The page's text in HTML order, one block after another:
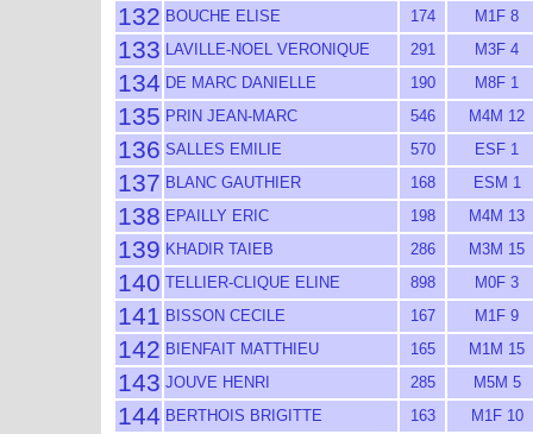
132 BOUCHE ELISE 174 M1F 8
133 LAVILLE-NOEL VERONIQUE 291 M3F 4
134 DE MARC DANIELLE 190 M8F 1
135 PRIN JEAN-MARC 546 M4M 12
136 SALLES EMILIE 570 ESF 1
137 BLANC GAUTHIER 168 ESM 1
138 EPAILLY ERIC 198 M4M 13
139 KHADIR TAIEB 286 M3M 15
140 TELLIER-CLIQUE ELINE 898 M0F 3
141 BISSON CECILE 167 M1F 9
142 BIENFAIT MATTHIEU 165 M1M 15
143 JOUVE HENRI 285 M5M 5
144 BERTHOIS BRIGITTE 163 M1F 10